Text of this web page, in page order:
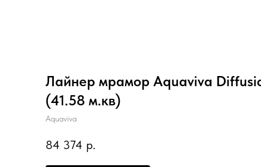
Лайнер мрамор Aquaviva
(41.58 м.кв)
Aquaviva
84 374 р.